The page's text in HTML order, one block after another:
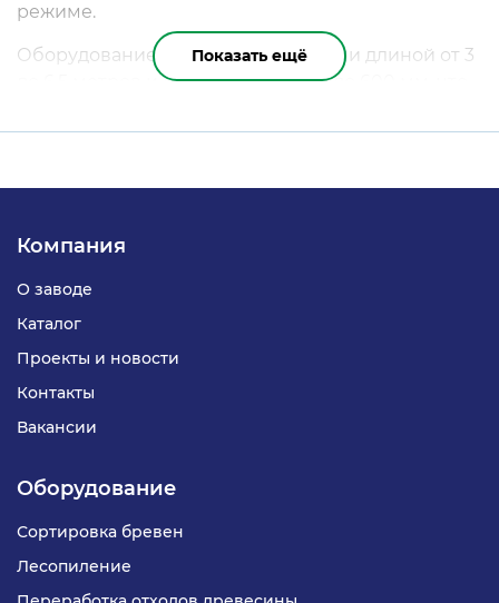
режиме.
Оборудование работает с бревнами длиной от 3
до 6,5 метров и диаметром от 100 до 600 мм, что
большинства лесопильных производств.
позволяет создать необходимый запас сырья для
Перемещение бревен осуществляется со
скоростью 6 м/мин с помощью 6 усиленных
транспортировку даже при высокой нагрузке.
При необходимости конструкция может
комплектоваться бортами по согласованию с
Показать ещё
Компания
О заводе
Каталог
Проекты и новости
Контакты
Вакансии
Оборудование
Сортировка бревен
Лесопиление